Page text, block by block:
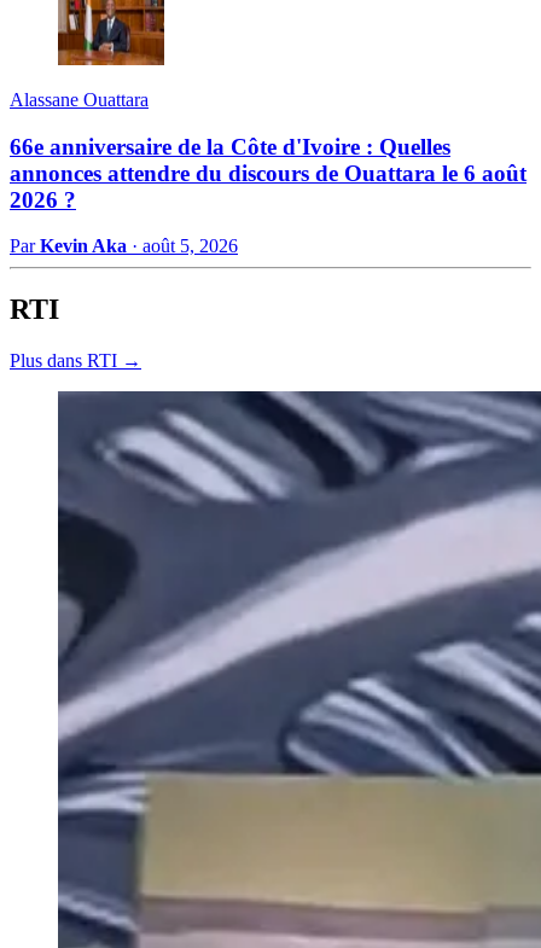
Alassane Ouattara
66e anniversaire de la Côte d'Ivoire : Quelles
annonces attendre du discours de Ouattara le 6 août
2026 ?
ParKevin Aka · août 5, 2026
RTI
Plus dans RTI →